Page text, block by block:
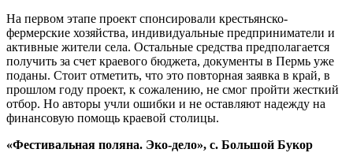
На первом этапе проект спонсировали крестьянско-
фермерские хозяйства, индивидуальные предприниматели и
активные жители села. Остальные средства предполагается
получить за счет краевого бюджета, документы в Пермь уже
поданы. Стоит отметить, что это повторная заявка в край, в
прошлом году проект, к сожалению, не смог пройти жесткий
отбор. Но авторы учли ошибки и не оставляют надежду на
финансовую помощь краевой столицы.
«Фестивальная поляна. Эко-дело», с. Большой Букор